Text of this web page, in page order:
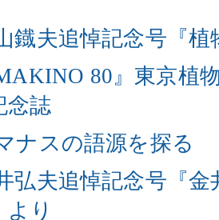
鐡夫追悼記念号『
80』東京植
念誌
ナスの語源を探る
弘夫追悼記念号『
り